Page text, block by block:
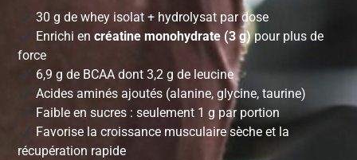
30 g de whey isolat + hydrolysat par dose
Enrichi en créatine monohydrate (3 g)pour plus de
force
6,9 g de BCAA dont 3,2 g de leucine
Acides aminés ajoutés (alanine, glycine, taurine)
Faible en sucres : seulement 1 g par portion
Favorise la croissance musculaire sèche et la
récupération rapide